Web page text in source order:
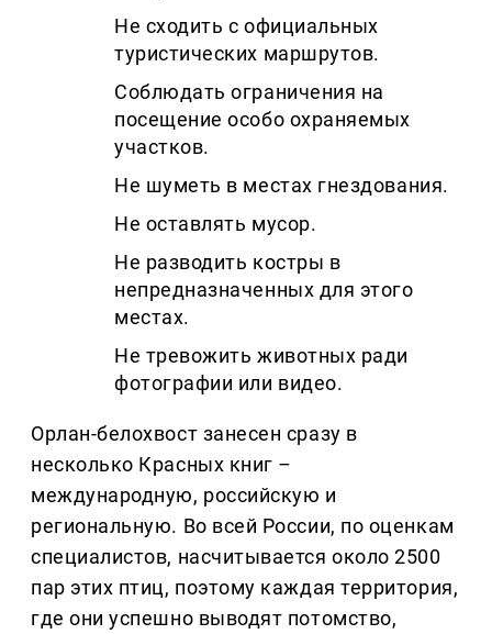
Не сходить с официальных
туристических маршрутов.
Соблюдать ограничения на
посещение особо охраняемых
участков.
Не шуметь в местах гнездования.
Не оставлять мусор.
Не разводить костры в
непредназначенных для этого
местах.
Не тревожить животных ради
фотографии или видео.
Орлан-белохвост занесен сразу в
несколько Красных книг –
международную, российскую и
региональную. Во всей России, по оценкам
специалистов, насчитывается около 2500
пар этих птиц, поэтому каждая территория,
где они успешно выводят потомство,